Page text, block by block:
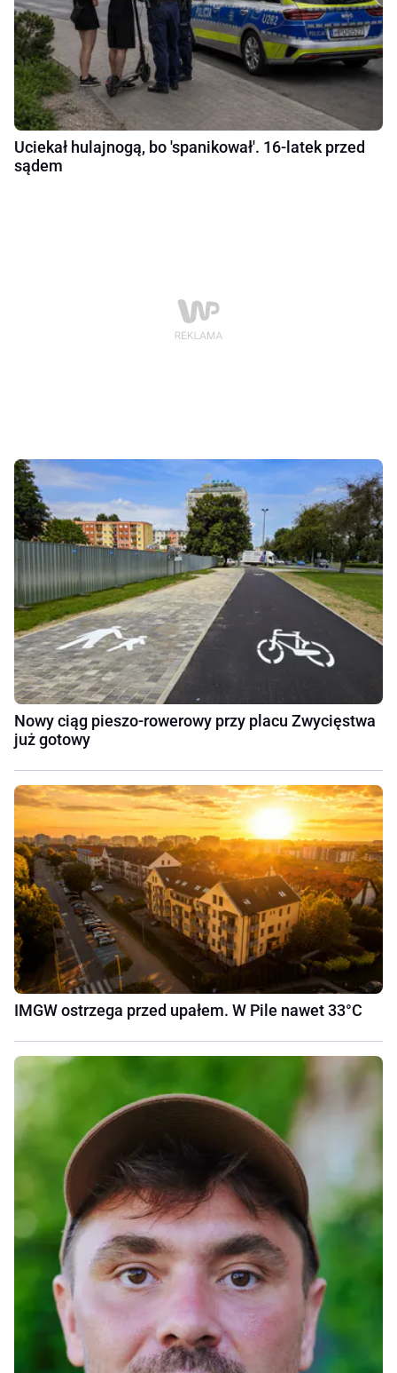
Uciekał hulajnogą, bo 'spanikował'. 16-latek przed
sądem
Nowy ciąg pieszo-rowerowy przy placu Zwycięstwa
już gotowy
IMGW ostrzega przed upałem. W Pile nawet 33°C